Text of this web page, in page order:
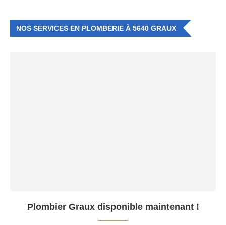
NOS SERVICES EN PLOMBERIE À 5640 GRAUX
Plombier Graux disponible maintenant !